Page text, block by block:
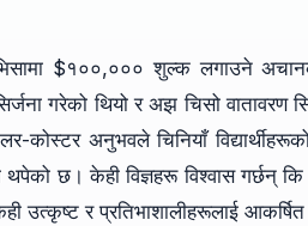
$१००,००० शुल्क लगाउने अचानक
गरेको थियो र अझ चिसो वातावरण
कोस्टर अनुभवले चिनियाँ
थपेको छ। केही विज्ञहरू विश्वास गर्छन्
उत्कृष्ट र प्रतिभाशालीहरूलाई